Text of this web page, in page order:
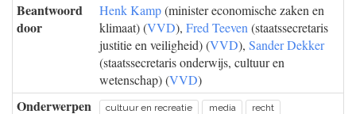
Beantwoord
door
Henk Kamp(minister economische zaken en
klimaat) (VVD), Fred Teeven (staatssecretaris
justitie en veiligheid) (VVD), Sander Dekker
(staatssecretaris onderwijs, cultuur en
wetenschap) (VVD)
Onderwerpen cultuur en recreatie media recht